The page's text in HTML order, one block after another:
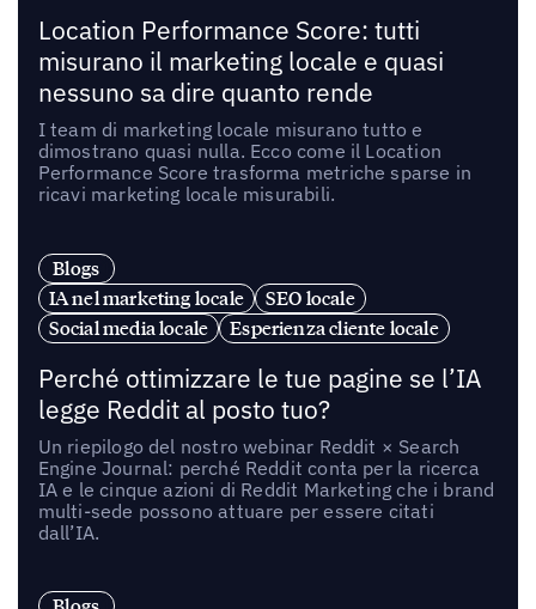
Location Performance Score: tutti
misurano il marketing locale e quasi
nessuno sa dire quanto rende
I team di marketing locale misurano tutto e
dimostrano quasi nulla. Ecco come il Location
Performance Score trasforma metriche sparse in
ricavi marketing locale misurabili.
Blogs
IA nel marketing locale
SEO locale
Social media locale
Esperienza cliente locale
Perché ottimizzare le tue pagine se l’IA
legge Reddit al posto tuo?
Un riepilogo del nostro webinar Reddit × Search
Engine Journal: perché Reddit conta per la ricerca
IA e le cinque azioni di Reddit Marketing che i brand
multi-sede possono attuare per essere citati
dall’IA.